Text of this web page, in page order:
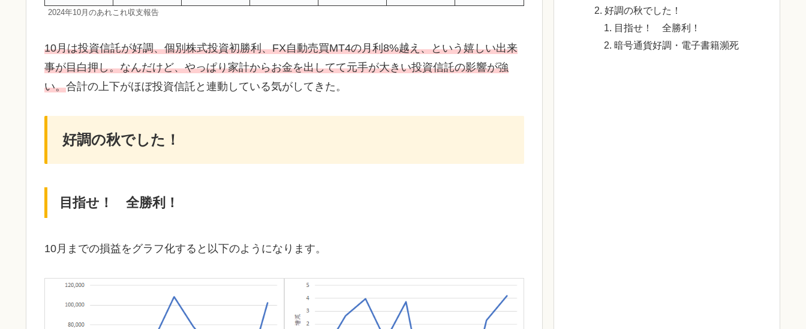
2024年10月のあれこれ収支報告
10月は投資信託が好調、個別株式投資初勝利、FX自動売買MT4の月利8%越え、という嬉しい出来
事が目白押し。なんだけど、やっぱり家計からお金を出してて元手が大きい投資信託の影響が強
い。合計の上下がほぼ投資信託と連動している気がしてきた。
好調の秋でした！
目指せ！ 全勝利！
10月までの損益をグラフ化すると以下のようになります。
好調の秋でした！
目指せ！ 全勝利！
暗号通貨好調・電子書籍瀕死